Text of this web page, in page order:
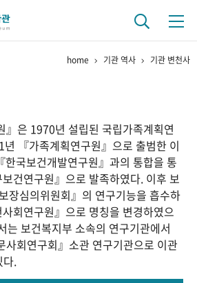
보는 연구 역사
연구자들
록물 행정박물 영상 기록물
home 기관 역사 기관 변천사
』은 1970년 설립된 국립가족계획연
『가족계획연구원』으로 출범한 이
국보건개발연구원』과의 통합을 통
건연구원』으로 발족하였다. 이후 보
장심의위원회』의 연구기능을 흡수하
회연구원』으로 명칭을 변경하였으
는 보건복지부 소속의 연구기관에서
사회연구회』소관 연구기관으로 이관
다.